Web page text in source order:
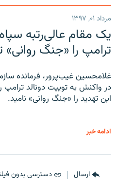
مرداد ۰۱, ۱۳۹۷
یک مقام عالی‌رتبه
ترامپ را «جنگ
غلامحسین غیب‌پرور، فرمانده
در واکنش به توییت دونالد ترامپ
این تهدید را «جنگ روانی» نامید.
ادامه خبر
ارسال دسترسی بدون